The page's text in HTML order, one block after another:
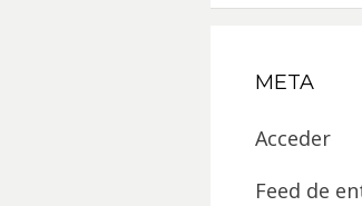
META
Acceder
Feed de